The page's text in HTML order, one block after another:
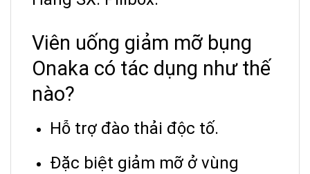
Viên uống giảm mỡ bụng
Onaka có tác dụng như thế
nào?
Hỗ trợ đào thải độc tố.
Đặc biệt giảm mỡ ở vùng